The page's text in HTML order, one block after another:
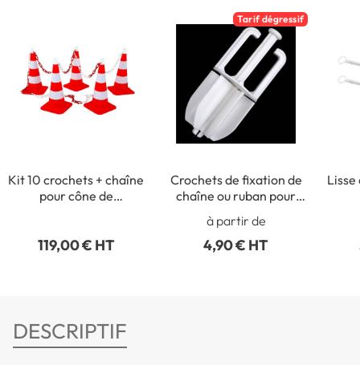
Kit 10 crochets + chaîne
pour cône de
119,00 € HT
Tarif dégressif
Crochets de fixation de
chaîne ou ruban pour
cône de signalisation
à partir de
4,90 € HT
DESCRIPTIF